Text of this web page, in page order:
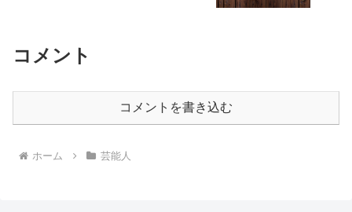
コメント
コメントを書き込む
ホーム 芸能人